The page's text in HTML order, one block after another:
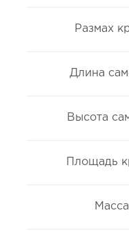
Размах
Длина
Высота
Площадь